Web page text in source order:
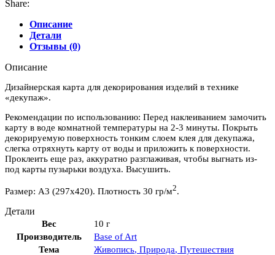
Share:
Описание
Детали
Отзывы (0)
Описание
Дизайнерская карта для декорирования изделий в технике
«декупаж».
Рекомендации по использованию: Перед наклеиванием замочить
карту в воде комнатной температуры на 2-3 минуты. Покрыть
декорируемую поверхность тонким слоем клея для декупажа,
слегка отряхнуть карту от воды и приложить к поверхности.
Проклеить еще раз, аккуратно разглаживая, чтобы выгнать из-
под карты пузырьки воздуха. Высушить.
Размер: А3 (297х420). Плотность 30 гр/м2.
Детали
Вес
10 г
Производитель
Base of Art
Тема
Живопись, Природа, Путешествия